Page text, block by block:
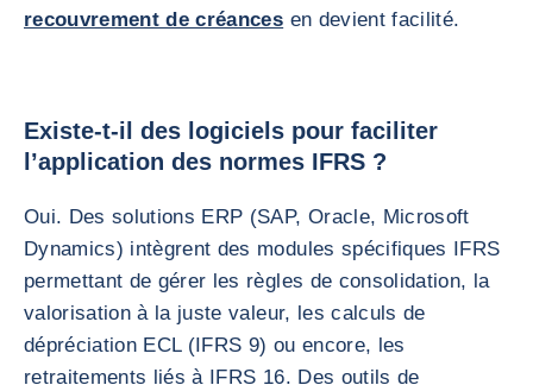
recouvrement de créances en devient facilité.
Existe-t-il des logiciels pour faciliter
l’application des normes IFRS ?
Oui. Des solutions ERP (SAP, Oracle, Microsoft
Dynamics) intègrent des modules spécifiques IFRS
permettant de gérer les règles de consolidation, la
valorisation à la juste valeur, les calculs de
dépréciation ECL (IFRS 9) ou encore, les
retraitements liés à IFRS 16. Des outils de